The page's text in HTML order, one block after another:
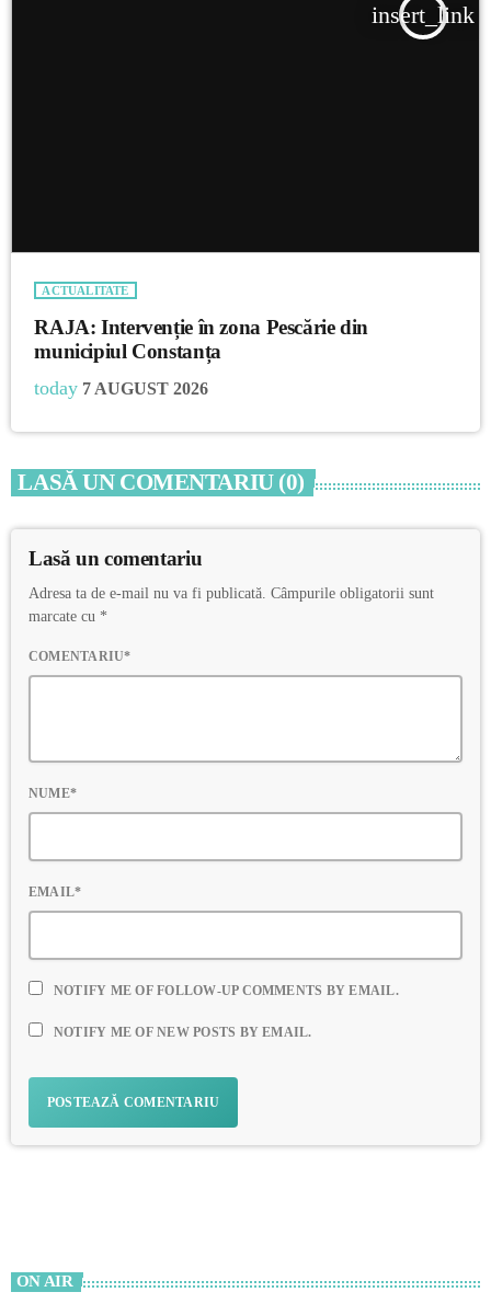
insert_link
ACTUALITATE
RAJA: Intervenție în zona Pescărie din
municipiul Constanța
today 7 AUGUST 2026
LASĂ UN COMENTARIU (0)
Lasă un comentariu
Adresa ta de e-mail nu va fi publicată. Câmpurile obligatorii sunt
marcate cu *
COMENTARIU*
NUME*
EMAIL*
NOTIFY ME OF FOLLOW-UP COMMENTS BY EMAIL.
NOTIFY ME OF NEW POSTS BY EMAIL.
ON AIR